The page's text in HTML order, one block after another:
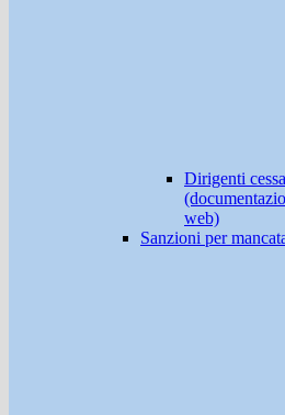
Dirigenti
web)
Sanzioni per